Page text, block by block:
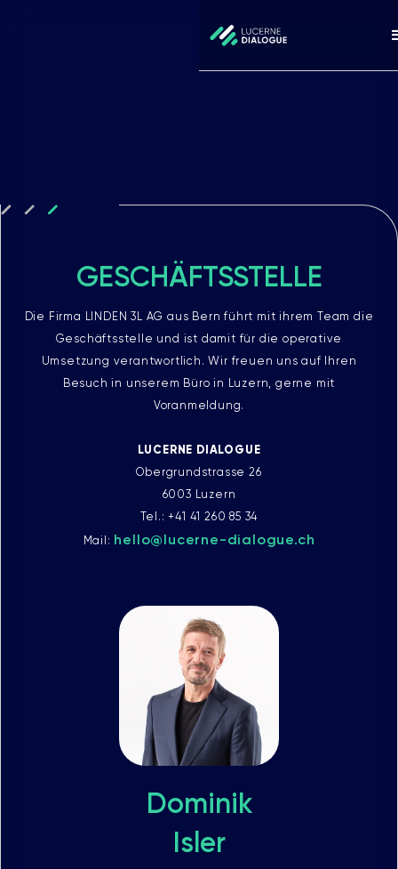
GESCHÄFTSSTELLE
Die Firma LINDEN 3L AG aus Bern führt mit ihrem Team die
Geschäftsstelle und ist damit für die operative
Umsetzung verantwortlich. Wir freuen uns auf Ihren
Besuch in unserem Büro in Luzern, gerne mit
Voranmeldung.
LUCERNE DIALOGUE
Obergrundstrasse 26
6003 Luzern
Tel.: +41 41 260 85 34
Mail: hello@lucerne-dialogue.ch
Dominik
Isler